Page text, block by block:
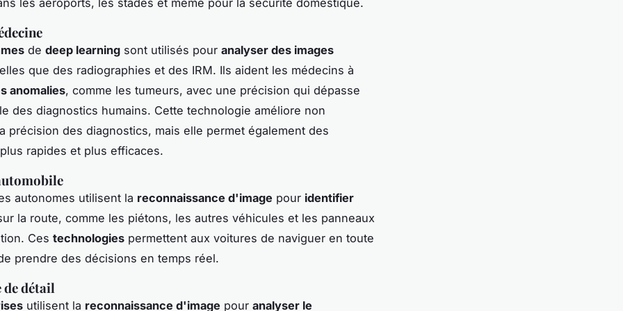
de deep learning sont utilisés pour analyser des images
que des radiographies et des IRM. Ils aident les médecins à
anomalies, comme les tumeurs, avec une précision qui dépasse
des diagnostics humains. Cette technologie améliore non
précision des diagnostics, mais elle permet également des
rapides et plus efficaces.
autonomes utilisent la reconnaissance d'image pour identifier
la route, comme les piétons, les autres véhicules et les panneaux
Ces technologies permettent aux voitures de naviguer en toute
prendre des décisions en temps réel.
de détail
utilisent la reconnaissance d'image pour analyser le